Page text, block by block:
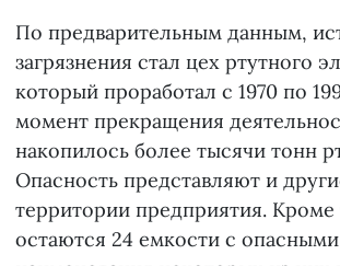
По предварительным данным,
загрязнения стал цех ртутного
который проработал с 1970 по
момент прекращения
накопилось более тысячи тонн
Опасность представляют и
территории предприятия. Кроме
остаются 24 емкости с